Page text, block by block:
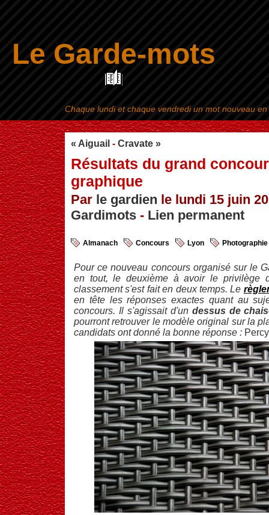
Le Garde-mots
Aller au contenu|
« Aiguail - Cravate »
Résultats du grand
graphique
Par le gardien le lundi 15 juin
Gardimots - Lien permanent
Almanach Concours Lyon Photographie
Pour ce nouveau concours organisé sur le
en tout, le deuxième à avoir le privilège
classement s'est fait en deux temps. Le
en tête les réponses exactes quant au
concours. Il s'agissait d'un dessus de
pourront retrouver le modèle original sur la
candidats ont donné la bonne réponse :
Chaque lundi et chaque vendredi un mot nouveau